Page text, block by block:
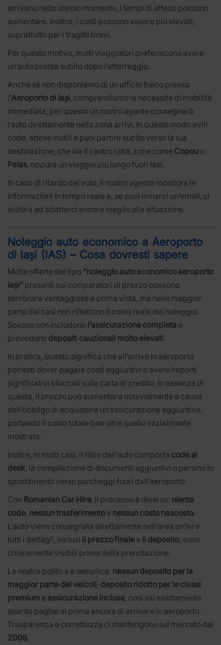
arrivano nello stesso momento, i tempi di attesa possono
aumentare. Inoltre, i costi possono essere più elevati,
soprattutto per i tragitti brevi.
Per questo motivo, molti viaggiatori preferiscono avere
un’auto pronta subito dopo l’atterraggio.
Anche se non disponiamo di un ufficio fisico presso
l’Aeroporto di Iași, comprendiamo la necessità di mobilità
immediata, per questo un nostro agente consegnerà
l’auto direttamente nella zona arrivi. In questo modo eviti
code, attese inutili e puoi partire subito verso la tua
destinazione, che sia il centro città, zone come Copou o
Palas, oppure un viaggio più lungo fuori Iași.
In caso di ritardo del volo, il nostro agente monitora le
informazioni in tempo reale e, se puoi inviarci un’email, ci
aiuterà ad adattarci ancora meglio alla situazione.
Noleggio auto economico a Aeroporto
di Iași (IAS) – Cosa dovresti sapere
Molte offerte del tipo “noleggio auto economico aeroporto
Iași” presenti sui comparatori di prezzo possono
sembrare vantaggiose a prima vista, ma nella maggior
parte dei casi non riflettono il costo reale del noleggio.
Spesso non includono l’assicurazione completa o
prevedono depositi cauzionali molto elevati.
In pratica, questo significa che all’arrivo in aeroporto
potresti dover pagare costi aggiuntivi o avere importi
significativi bloccati sulla carta di credito. In assenza di
questa, il prezzo può aumentare notevolmente a causa
dell’obbligo di acquistare un’assicurazione aggiuntiva,
portando il costo totale ben oltre quello inizialmente
mostrato.
Inoltre, in molti casi, il ritiro dell’auto comporta code ai
desk, la compilazione di documenti aggiuntivi o persino lo
spostamento verso parcheggi fuori dall’aeroporto.
Con Romanian Car Hire, il processo è diverso: niente
code, nessun trasferimento e nessun costo nascosto.
L’auto viene consegnata direttamente nell’area arrivi e
tutti i dettagli, inclusi il prezzo finale e il deposito, sono
chiaramente visibili prima della prenotazione.
La nostra politica è semplice: nessun deposito per la
maggior parte dei veicoli, deposito ridotto per le classi
premium e assicurazione inclusa, così sai esattamente
quanto pagherai prima ancora di arrivare in aeroporto.
Trasparenza e correttezza ci mantengono sul mercato dal
2006.